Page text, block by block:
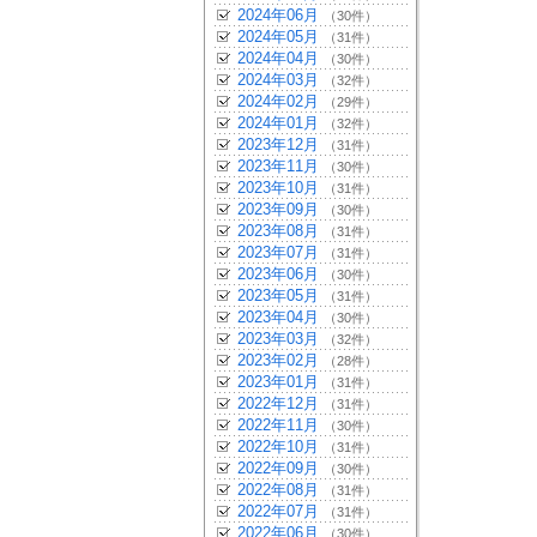
2024年06月 （30件）
2024年05月 （31件）
2024年04月 （30件）
2024年03月 （32件）
2024年02月 （29件）
2024年01月 （32件）
2023年12月 （31件）
2023年11月 （30件）
2023年10月 （31件）
2023年09月 （30件）
2023年08月 （31件）
2023年07月 （31件）
2023年06月 （30件）
2023年05月 （31件）
2023年04月 （30件）
2023年03月 （32件）
2023年02月 （28件）
2023年01月 （31件）
2022年12月 （31件）
2022年11月 （30件）
2022年10月 （31件）
2022年09月 （30件）
2022年08月 （31件）
2022年07月 （31件）
2022年06月 （30件）